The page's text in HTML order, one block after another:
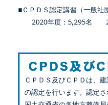
■ＣＰＤＳ認定講習（一般社
2020年度：5,295名
ＣＰＤＳ及びＣＰＤは、
の認定を行います。認定